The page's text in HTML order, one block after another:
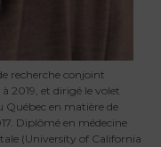
recherche conjoint
2019, et dirigé le volet
Québec en matière de
Diplômé en médecine
(University of California